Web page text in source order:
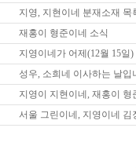
지영, 지현이네 분재소재 목
재홍이 형준이네 소식
지영이네가 어제(12월 15일
성우, 소희네 이사하는 날입
지영이 지현이네, 재홍이
서울 그린이네, 지영이네 김